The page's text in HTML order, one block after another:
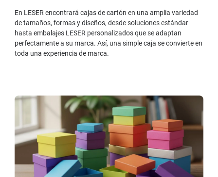
En LESER encontrará cajas de cartón en una amplia variedad
de tamaños, formas y diseños, desde soluciones estándar
hasta embalajes LESER personalizados que se adaptan
perfectamente a su marca. Así, una simple caja se convierte en
toda una experiencia de marca.